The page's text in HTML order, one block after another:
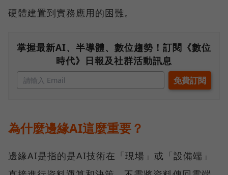
硬體建置到實務應用的困難。
掌握最新AI、半導體、數位趨勢！訂閱《數位
時代》日報及社群活動訊息
為什麼邊緣AI這麼重要？
邊緣AI是指的是AI技術在「現場」或「設備端」